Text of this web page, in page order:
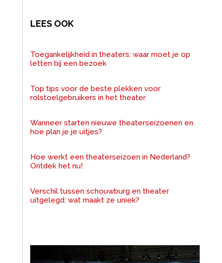
LEES OOK
Toegankelijkheid in theaters: waar moet je op
letten bij een bezoek
Top tips voor de beste plekken voor
rolstoelgebruikers in het theater
Wanneer starten nieuwe theaterseizoenen en
hoe plan je je uitjes?
Hoe werkt een theaterseizoen in Nederland?
Ontdek het nu!
Verschil tussen schouwburg en theater
uitgelegd: wat maakt ze uniek?